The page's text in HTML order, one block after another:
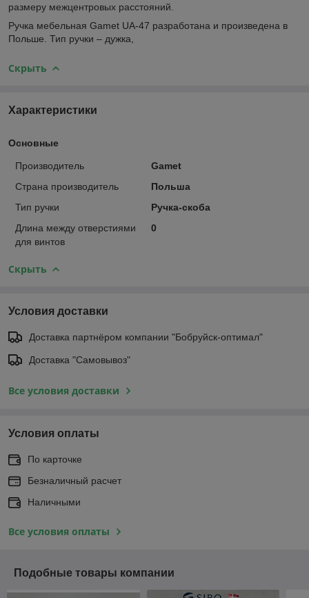
размеру межцентровых расстояний.
Ручка мебельная Gamet UA-47 разработана и произведена в
Польше. Тип ручки – дужка,
Скрыть
Характеристики
Основные
Производитель
Gamet
Страна производитель
Польша
Тип ручки
Ручка-скоба
Длина между отверстиями
для винтов
0
Скрыть
Условия доставки
Доставка партнёром компании "Бобруйск-оптимал"
Доставка "Самовывоз"
Все условия доставки
Условия оплаты
По карточке
Безналичный расчет
Наличными
Все условия оплаты
Подобные товары компании